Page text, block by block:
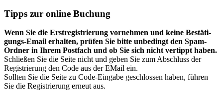
Tipps zur online Buchung
Wenn Sie die Erst­regis­trierung vor­nehmen und keine Bestäti­
gungs-Email erhalten, prüfen Sie bitte unbedingt den Spam-
Ordner in Ihrem Post­fach und ob Sie sich nicht vertippt haben.
Schließen Sie die Seite nicht und geben Sie zum Abschluss der
Registrierung den Code aus der EMail ein.
Sollten Sie die Seite zu Code-Eingabe geschlossen haben, führen
Sie die Registrierung erneut aus.